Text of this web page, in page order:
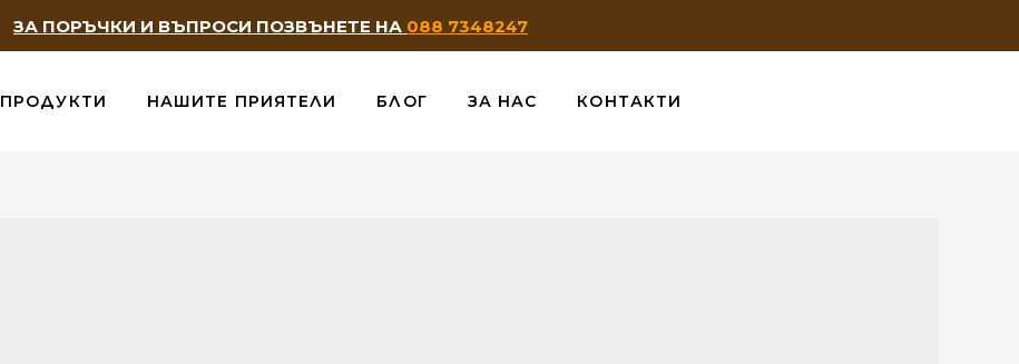
ЗА ПОРЪЧКИ И ВЪПРОСИ ПОЗВЪНЕТЕ НА 088 7348247
ПРОДУКТИ НАШИТЕ ПРИЯТЕЛИ БЛОГ ЗА НАС КОНТАКТИ